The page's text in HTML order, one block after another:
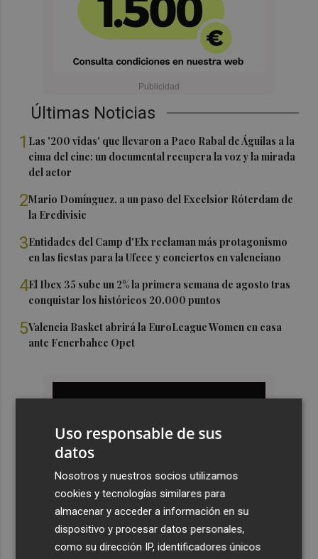
Últimas Noticias
1 Las '200 vidas' que llevaron a Paco Rabal de Águilas a la
cima del cine: un documental recupera la voz y la mirada
del actor
2Mario Domínguez, a un paso del Excelsior Róterdam de
la Eredivisie
3Entidades del Camp d'Elx reclaman más protagonismo
en las fiestas para la Ufece y conciertos en valenciano
4El Ibex 35 sube un 2% la primera semana de agosto tras
conquistar los históricos 20.000 puntos
5Valencia Basket abrirá la EuroLeague Women en casa
ante Fenerbahce Opet
Uso responsable de sus
datos
Nosotros y nuestros socios utilizamos
cookies y tecnologías similares para
almacenar y acceder a información en su
dispositivo y procesar datos personales,
como su dirección IP, identificadores únicos